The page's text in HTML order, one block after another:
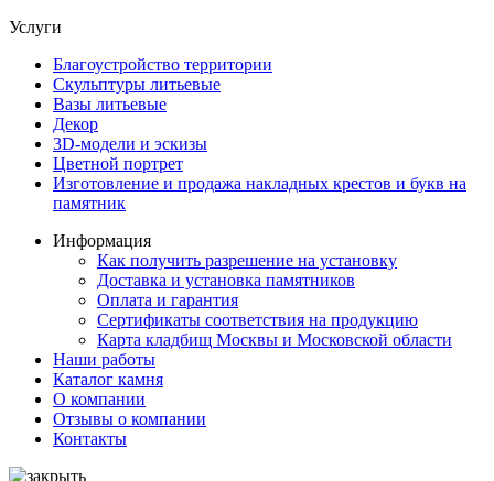
Услуги
Благоустройство территории
Скульптуры литьевые
Вазы литьевые
Декор
3D-модели и эскизы
Цветной портрет
Изготовление и продажа накладных крестов и букв на
памятник
Информация
Как получить разрешение на установку
Доставка и установка памятников
Оплата и гарантия
Сертификаты соответствия на продукцию
Карта кладбищ Москвы и Московской области
Наши работы
Каталог камня
О компании
Отзывы о компании
Контакты